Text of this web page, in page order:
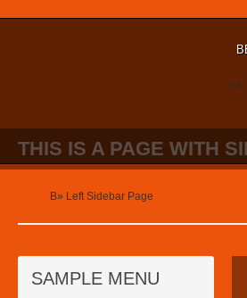
nt
THIS IS A PAGE WITH
В» Left Sidebar Page
SAMPLE MENU